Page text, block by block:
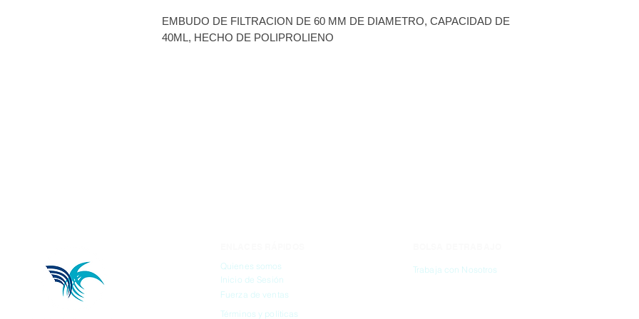
EMBUDO DE FILTRACION DE 60 MM DE DIAMETRO, CAPACIDAD DE
40ML, HECHO DE POLIPROLIENO
Quienes somos
Inicio de Sesión
Fuerza de ventas
Términos y políticas
Trabaja con Nosotros